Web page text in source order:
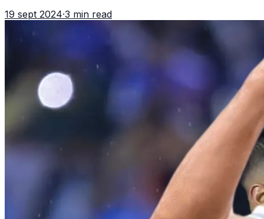
Centroamericana 2024 al medir
19 sept 2024·3 min read